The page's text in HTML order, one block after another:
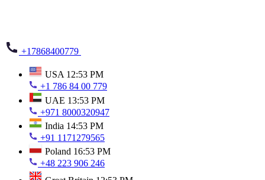
+17868400779
USA 12:53 PM
+1 786 84 00 779
UAE 13:53 PM
+971 8000320947
India 14:53 PM
+91 1171279565
Poland 16:53 PM
+48 223 906 246